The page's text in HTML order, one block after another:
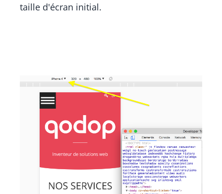
taille d'écran initial.